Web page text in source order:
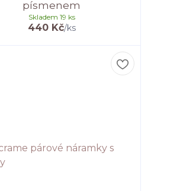
písmenem
440 Kč/ks
Skladem 19 ks